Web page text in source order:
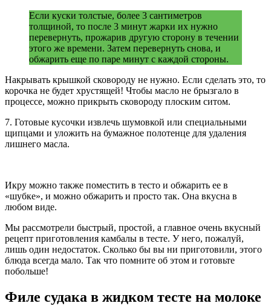
Если куски толстые, более 3 сантиметров
толщиной, то после 3 минут жарки их нужно
перевернуть, прожарив другую сторону в течении
этого же времени. Затем перевернуть снова, и
обжарить еще по паре минут с каждой стороны.
Накрывать крышкой сковороду не нужно. Если сделать это, то
корочка не будет хрустящей! Чтобы масло не брызгало в
процессе, можно прикрыть сковороду плоским ситом.
7. Готовые кусочки извлечь шумовкой или специальными
щипцами и уложить на бумажное полотенце для удаления
лишнего масла.
Икру можно также поместить в тесто и обжарить ее в
«шубке», и можно обжарить и просто так. Она вкусна в
любом виде.
Мы рассмотрели быстрый, простой, а главное очень вкусный
рецепт приготовления камбалы в тесте. У него, пожалуй,
лишь один недостаток. Сколько бы вы ни приготовили, этого
блюда всегда мало. Так что помните об этом и готовьте
побольше!
Филе судака в жидком тесте на молоке